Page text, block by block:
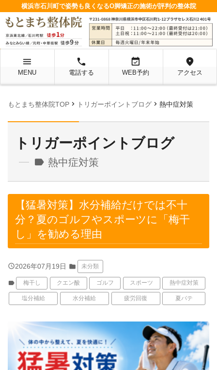
横浜市石川町で姿勢も良くなるO脚矯正の施術が評判の整体院
menu
MENU
local_phone
電話する
event_available
WEB予約
location_on
アクセス
もとまち整体院TOP chevron_right トリガーポイントブログ chevron_right 熱中症対策
トリガーポイントブログ
label 熱中症対策
【猛暑対策】水分補給だけでは不十
分？夏のゴルフやスポーツに「梅干
し」を勧める理由
query_builder2026年07月19日 folder 未分類
label 梅干し クエン酸 ゴルフ スポーツ 熱中症対策
塩分補給 水分補給 疲労回復 夏バテ